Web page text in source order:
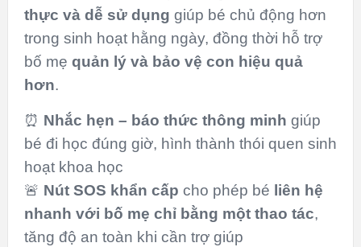
thực và dễ sử dụng giúp bé chủ động hơn
trong sinh hoạt hằng ngày, đồng thời hỗ trợ
bố mẹ quản lý và bảo vệ con hiệu quả
hơn.
⏰ Nhắc hẹn – báo thức thông minh giúp
bé đi học đúng giờ, hình thành thói quen sinh
hoạt khoa học
🚨 Nút SOS khẩn cấp cho phép bé liên hệ
nhanh với bố mẹ chỉ bằng một thao tác,
tăng độ an toàn khi cần trợ giúp